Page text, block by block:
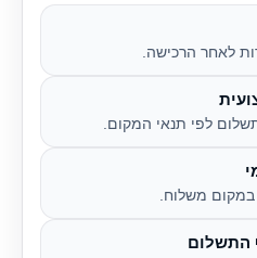
לאחר הרכישה.
לפי תנאי המקום.
במקום משלוח.
התשלום